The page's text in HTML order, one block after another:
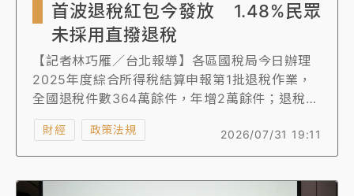
首波退稅紅包今發放 1.48%民眾
未採用直撥退稅
【記者林巧雁／台北報導】各區國稅局今日辦理
2025年度綜合所得稅結算申報第1批退稅作業，
全國退稅件數364萬餘件，年增2萬餘件；退稅金
額為610億餘元，金額年增25億餘元。今年3批退
稅日期分別為7月31日、10月30日及明年1月20
日。
2026/07/31 19:11
財經 政策法規